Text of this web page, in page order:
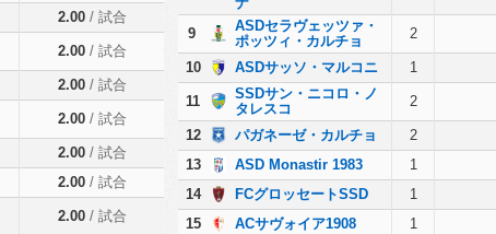
2.00/ 試合
2.00/ 試合
2.00/ 試合
2.00/ 試合
2.00/ 試合
2.00/ 試合
2.00/ 試合
9
ASDセラヴェッツァ・
ポッツィ・カルチョ
2
10 ASDサッソ・マルコニ 1
11
SSDサン・ニコロ・ノ
タレスコ
2
12 パガネーゼ・カルチョ 2
13
ASD Monastir 1983 1
14
FCグロッセートSSD 1
15
ACサヴォイア1908 1